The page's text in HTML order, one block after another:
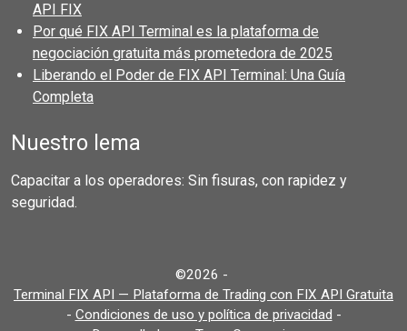
API FIX
Por qué FIX API Terminal es la plataforma de
negociación gratuita más prometedora de 2025
Liberando el Poder de FIX API Terminal: Una Guía
Completa
Nuestro lema
Capacitar a los operadores: Sin fisuras, con rapidez y
seguridad.
©2026 -
Terminal FIX API — Plataforma de Trading con FIX API Gratuita
- Condiciones de uso y política de privacidad -